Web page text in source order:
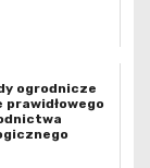
ogrodnicze